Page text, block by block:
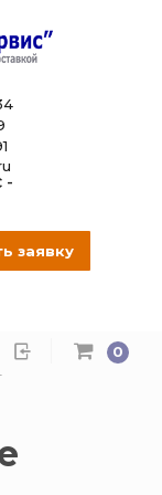
Азот
Ацетилен0
-
заявку